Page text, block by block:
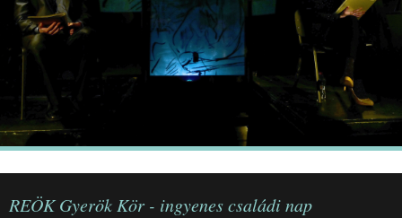
REÖK Gyerök Kör - ingyenes családi nap